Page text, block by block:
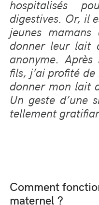
hospitalisés
digestives. Or, il
jeunes
donner leur lait
anonyme.
fils, j’ai profité
donner mon lait
Un geste d’une
tellement
Comment
maternel ?